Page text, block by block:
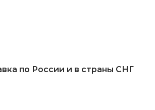
по России и в страны СНГ